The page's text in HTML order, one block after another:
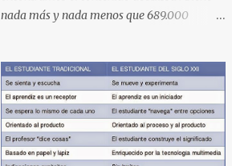
nada más y nada menos que 689.000
16 carpetas con diferente contenido para
aprender expresiones, cultura, cocina etc.
https://www.youtube.com/@AlissaOfficial/p
laylists 2. Canal de Anastasia G . con
224.000 subscriptores y 97 vídeos en